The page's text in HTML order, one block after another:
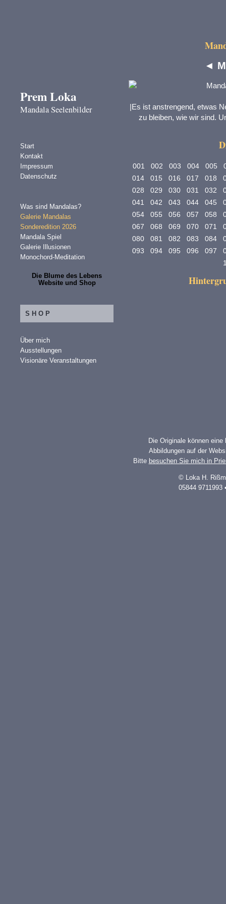
Prem Loka
Mandala Seelenbilder
Start
Kontakt
Impressum
Datenschutz
Was sind Mandalas?
Galerie Mandalas
Sonderedition 2026
Mandala Spiel
Galerie Illusionen
Monochord-Meditation
Die Blume des Lebens
Website und Shop
SHOP
Über mich
Ausstellungen
Visionäre Veranstaltungen
◄
|Es ist anstrengend, etwas
zu bleiben, wie wir sind.
001 002 003 004 005
014
015 016 017 018
028
029 030 031 032
041
042 043 044 045
054
055 056 057 058
067
068 069 070 071
080
081 082 083 084
093
094 095 096 097
Die Originale können
Abbildungen auf der
Bitte besuchen Sie mich in
© Loka H.
05844 9711993